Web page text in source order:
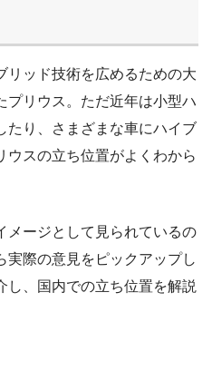
リッド技術を広めるための大
プリウス。ただ近年は小型ハ
たり、さまざまな車にハイブ
ウスの立ち位置がよくわから
メージとして見られているの
実際の意見をピックアップし
し、国内での立ち位置を解説